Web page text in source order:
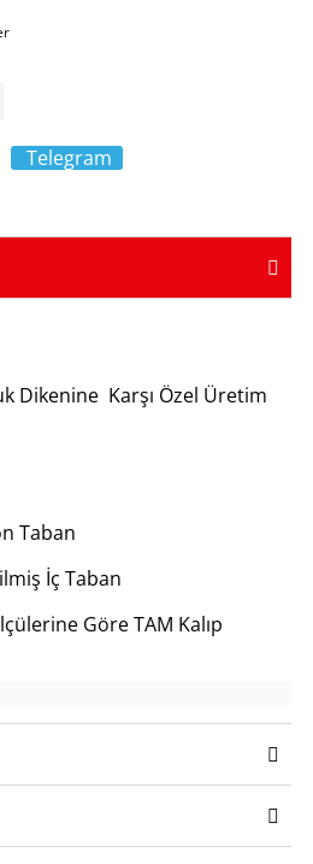
Telegram
Dikenine Karşı Özel Üretim
Taban
İç Taban
Göre TAM Kalıp